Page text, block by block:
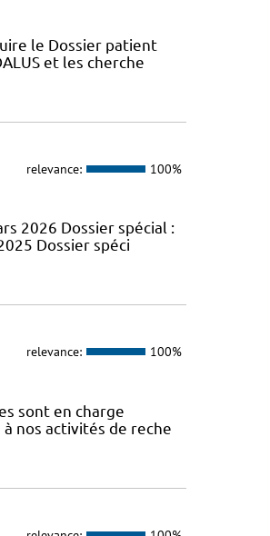
le Dossier patient
et les cherche
relevance: 100%
2026 Dossier spécial :
Dossier spéci
relevance: 100%
sont en charge
nos activités de reche